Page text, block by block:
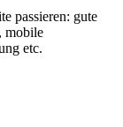
passieren: gute
mobile
etc.